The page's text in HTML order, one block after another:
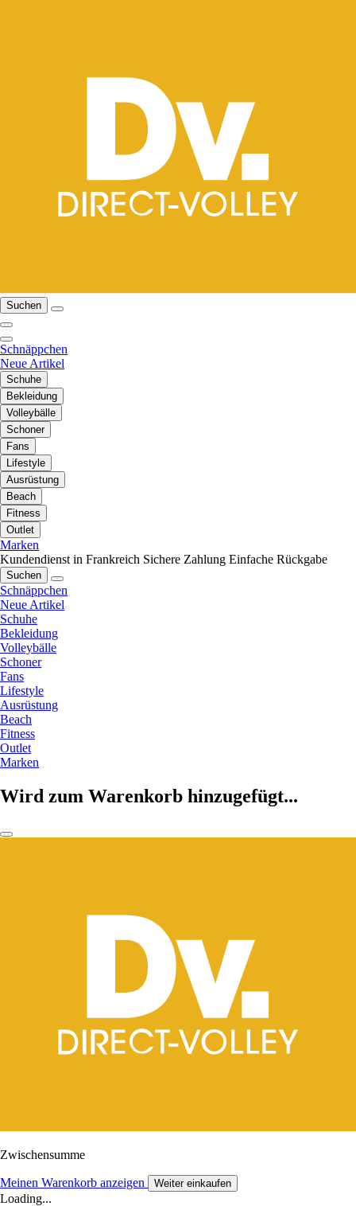
Suchen
Schnäppchen
Neue Artikel
Schuhe
Bekleidung
Volleybälle
Schoner
Fans
Lifestyle
Ausrüstung
Beach
Fitness
Outlet
Marken
Kundendienst in Frankreich Sichere Zahlung Einfache Rückgabe
Suchen
Schnäppchen
Neue Artikel
Schuhe
Bekleidung
Volleybälle
Schoner
Fans
Lifestyle
Ausrüstung
Beach
Fitness
Outlet
Marken
Wird zum Warenkorb hinzugefügt...
Zwischensumme
Meinen Warenkorb anzeigen Weiter einkaufen
Loading...